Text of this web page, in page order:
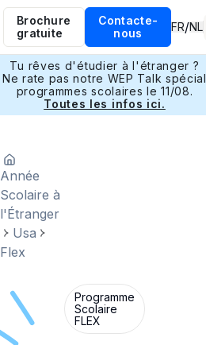
Brochure
gratuite
Contacte-
nous
FR/NL
Tu rêves d'étudier à l'étranger ?
Ne rate pas notre WEP Talk spécial
programmes scolaires le 11/08.
Toutes les infos ici.
Année
Scolaire à
l'Étranger
Usa
Flex
Programme
Scolaire
FLEX